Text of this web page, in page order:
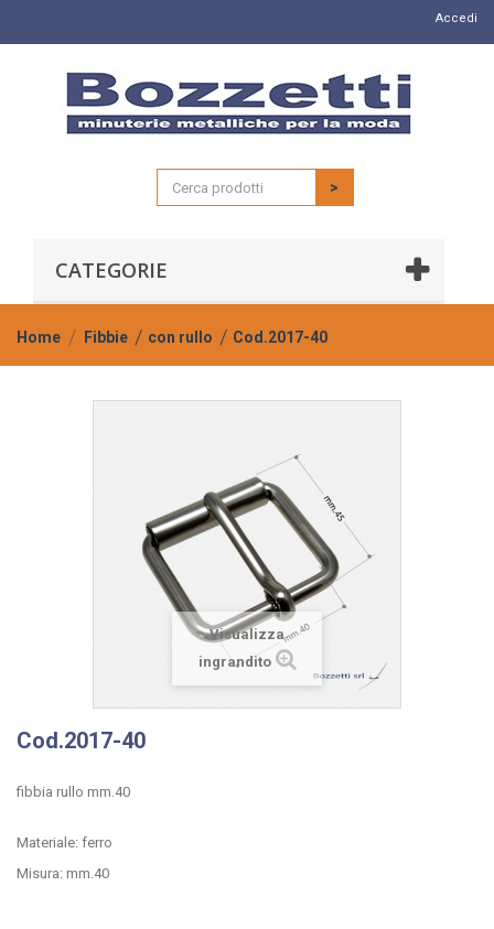
Accedi
>
CATEGORIE
Home Fibbie con rullo Cod.2017-40
Visualizza
ingrandito
Cod.2017-40
fibbia rullo mm.40
Materiale: ferro
Misura: mm.40